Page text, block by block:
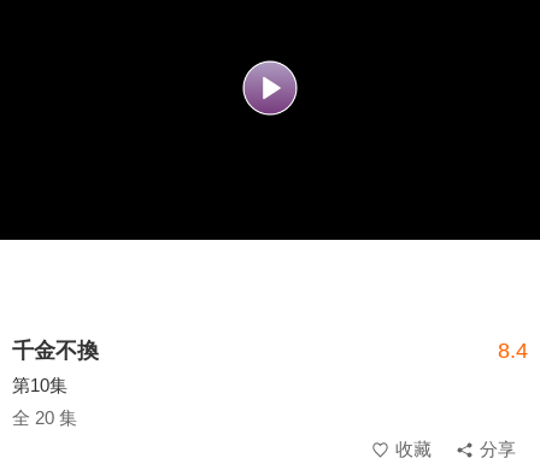
千金不換 8.4
第10集
全 20 集
收藏
分享